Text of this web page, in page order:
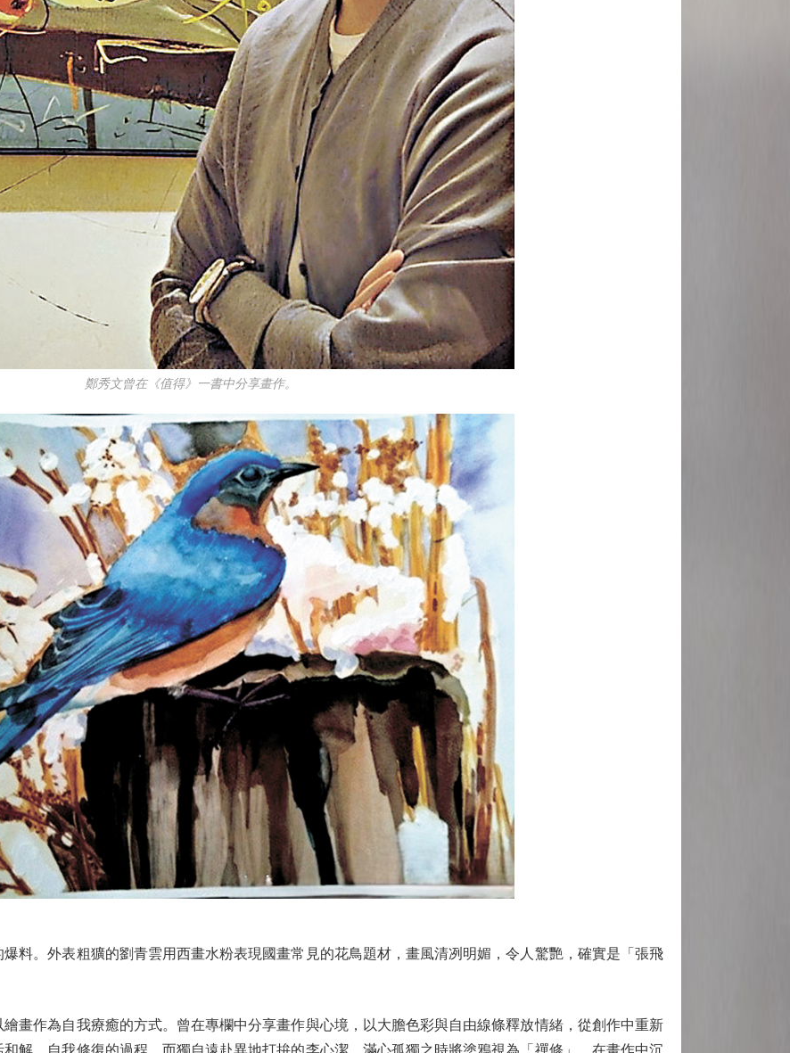
鄭秀文曾在《值得》一書中分享畫作。
。外表粗獷的劉青雲用西畫水粉表現國畫常見的花鳥題材，畫風清冽明媚，令人驚艷，確實是「張飛
作為自我療癒的方式。曾在專欄中分享畫作與心境，以大膽色彩與自由線條釋放情緒，從創作中重新
解，自我修復的過程。而獨自遠赴異地打拚的李心潔，滿心孤獨之時將塗鴉視為「禪修」，在畫作中沉